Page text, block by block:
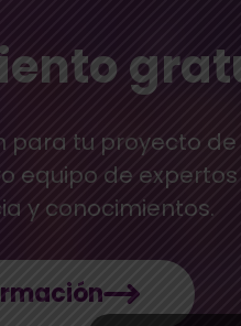
para tu proyecto
equipo de
y conocimientos.